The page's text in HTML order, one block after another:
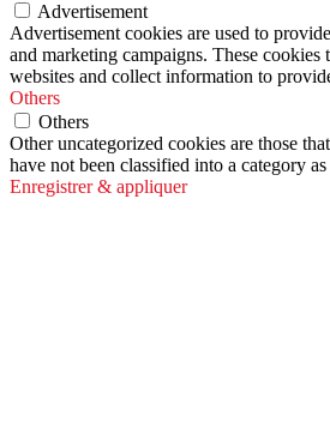
Advertisement
Advertisement cookies are used to
and marketing campaigns. These cookies
websites and collect information to
Others
Others
Other uncategorized cookies are those
have not been classified into a category as
Enregistrer & appliquer